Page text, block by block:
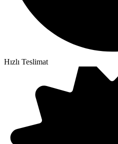
Hızlı Teslimat